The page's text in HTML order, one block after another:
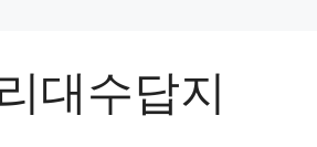
대수답지